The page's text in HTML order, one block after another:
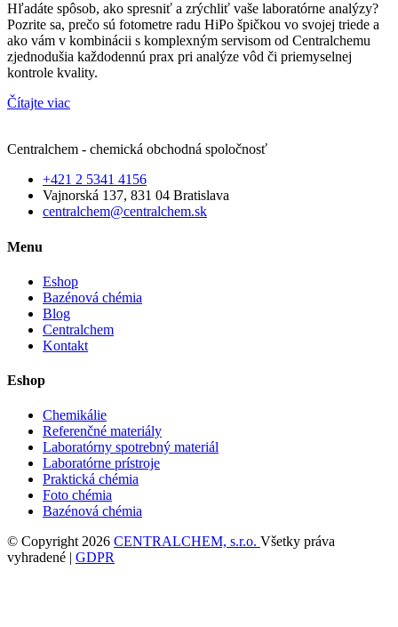
Hľadáte spôsob, ako spresniť a zrýchliť vaše laboratórne analýzy?
Pozrite sa, prečo sú fotometre radu HiPo špičkou vo svojej triede a
ako vám v kombinácii s komplexným servisom od Centralchemu
zjednodušia každodennú prax pri analýze vôd či priemyselnej
kontrole kvality.
Čítajte viac
Centralchem - chemická obchodná spoločnosť
+421 2 5341 4156
Vajnorská 137, 831 04 Bratislava
centralchem@centralchem.sk
Menu
Eshop
Bazénová chémia
Blog
Centralchem
Kontakt
Eshop
Chemikálie
Referenčné materiály
Laboratórny spotrebný materiál
Laboratórne prístroje
Praktická chémia
Foto chémia
Bazénová chémia
© Copyright 2026 CENTRALCHEM, s.r.o. Všetky práva
vyhradené | GDPR